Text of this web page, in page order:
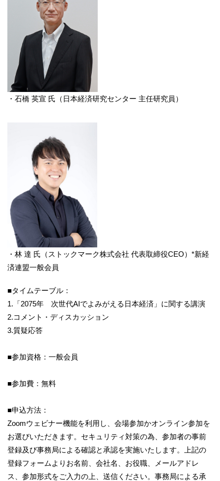
・石橋 英宣 氏（日本経済研究センター 主任研究員）
・林 達 氏（ストックマーク株式会社 代表取締役CEO）*新経
済連盟一般会員
■タイムテーブル：
1.「2075年 次世代AIでよみがえる日本経済」に関する講演
2.コメント・ディスカッション
3.質疑応答
■参加資格：一般会員
■参加費：無料
■申込方法：
Zoomウェビナー機能を利用し、会場参加かオンライン参加を
お選びいただきます。セキュリティ対策の為、参加者の事前
登録及び事務局による確認と承認を実施いたします。上記の
登録フォームよりお名前、会社名、お役職、メールアドレ
ス、参加形式をご入力の上、送信ください。事務局による承